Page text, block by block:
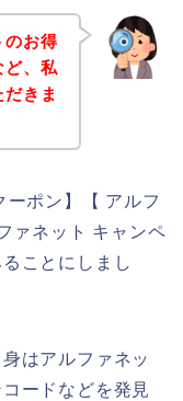
のお得
ど、私
きま
ーポン】【 アルフ
ァネット キャンペ
ことにしまし
はアルファネッ
ードなどを発見